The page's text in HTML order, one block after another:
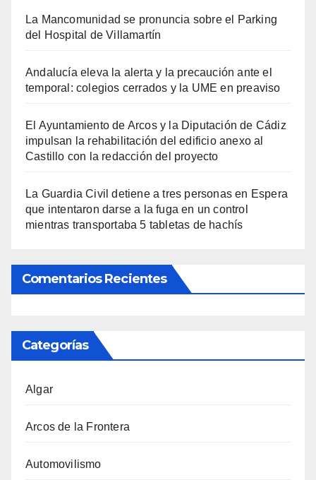
La Mancomunidad se pronuncia sobre el Parking
del Hospital de Villamartín
Andalucía eleva la alerta y la precaución ante el
temporal: colegios cerrados y la UME en preaviso
El Ayuntamiento de Arcos y la Diputación de Cádiz
impulsan la rehabilitación del edificio anexo al
Castillo con la redacción del proyecto
La Guardia Civil detiene a tres personas en Espera
que intentaron darse a la fuga en un control
mientras transportaba 5 tabletas de hachís
Comentarios Recientes
Categorías
Algar
Arcos de la Frontera
Automovilismo